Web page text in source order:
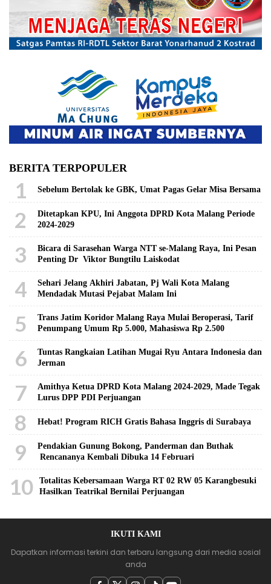
BERITA TERPOPULER
1 Sebelum Bertolak ke GBK, Umat Pagas Gelar Misa Bersama
2
Ditetapkan KPU, Ini Anggota DPRD Kota Malang Periode
2024-2029
3
Bicara di Sarasehan Warga NTT se-Malang Raya, Ini Pesan
Penting Dr Viktor Bungtilu Laiskodat
4
Sehari Jelang Akhiri Jabatan, Pj Wali Kota Malang
Mendadak Mutasi Pejabat Malam Ini
5
Trans Jatim Koridor Malang Raya Mulai Beroperasi, Tarif
Penumpang Umum Rp 5.000, Mahasiswa Rp 2.500
6
Tuntas Rangkaian Latihan Mugai Ryu Antara Indonesia dan
Jerman
7
Amithya Ketua DPRD Kota Malang 2024-2029, Made Tegak
Lurus DPP PDI Perjuangan
8 Hebat! Program RICH Gratis Bahasa Inggris di Surabaya
9
Pendakian Gunung Bokong, Panderman dan Buthak
Rencananya Kembali Dibuka 14 Februari
10
Totalitas Kebersamaan Warga RT 02 RW 05 Karangbesuki
Hasilkan Teatrikal Bernilai Perjuangan
IKUTI KAMI
Dapatkan informasi terkini dan terbaru langsung dari media sosial
anda